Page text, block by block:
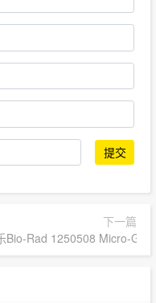
提交
Filter Paper, Precut
下一篇
Bio-Rad 1250508 Micro-